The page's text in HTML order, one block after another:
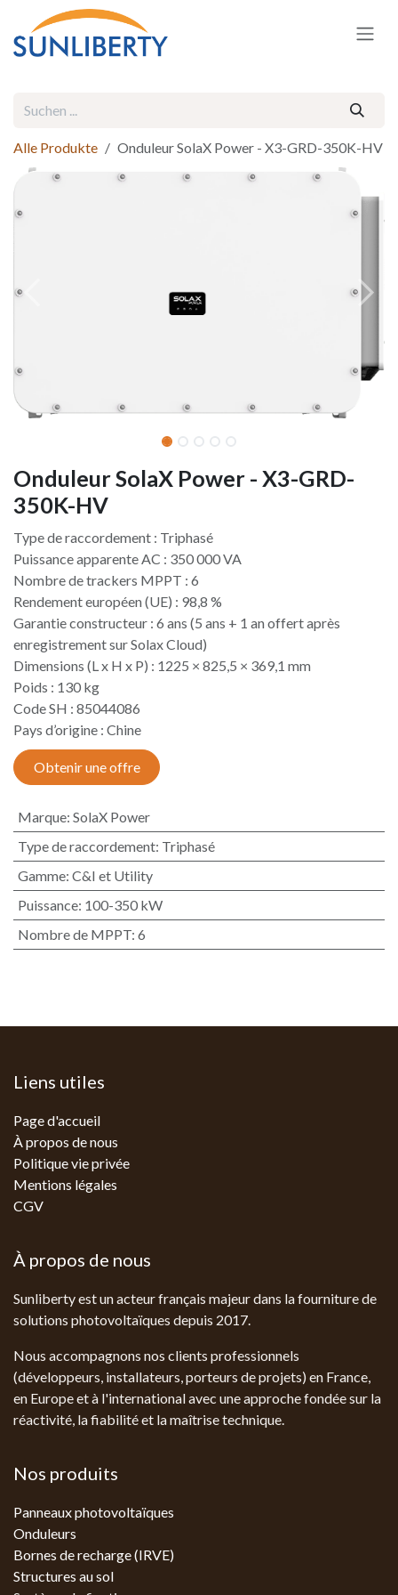
Zum Inhalt springen
Alle Produkte Onduleur SolaX Power - X3-GRD-350K-HV
Onduleur SolaX Power - X3-GRD-
350K-HV
Type de raccordement : Triphasé
Puissance apparente AC : 350 000 VA
Nombre de trackers MPPT : 6
Rendement européen (UE) : 98,8 %
Garantie constructeur : 6 ans (5 ans + 1 an offert après
enregistrement sur Solax Cloud)
Dimensions (L x H x P) : 1225 × 825,5 × 369,1 mm
Poids : 130 kg
Code SH : 85044086
Pays d’origine : Chine​
Obtenir une offre
Marque: SolaX Power
Type de raccordement: Triphasé
Gamme: C&I et Utility
Puissance: 100-350 kW
Nombre de MPPT: 6
Liens utiles
Page d'accueil
À propos de nous
Politique vie privée
Mentions légales
CGV
À propos de nous
Sunliberty est un acteur français majeur dans la fourniture de
solutions photovoltaïques depuis 2017.
Nous accompagnons nos clients professionnels
(développeurs, installateurs, porteurs de projets) en France,
en Europe et à l'international avec une approche fondée sur la
réactivité, la fiabilité et la maîtrise technique.
Nos produits
Panneaux photovoltaïques
Onduleurs
Bornes de recharge (IRVE)
Structures au sol